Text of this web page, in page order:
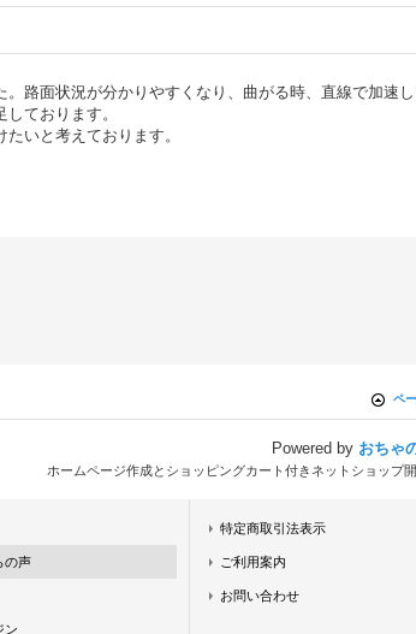
路面状況が分かりやすくなり、曲がる時、直線で加速
ております。
いと考えております。
ペ
Powered by おちゃ
ホームページ作成とショッピングカート付きネットショップ
の声
ン
特定商取引法表示
ご利用案内
お問い合わせ